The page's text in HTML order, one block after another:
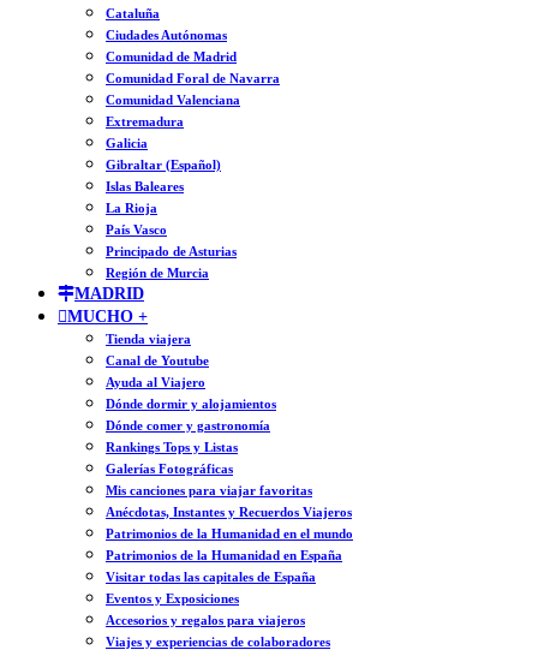
Cataluña
Ciudades Autónomas
Comunidad de Madrid
Comunidad Foral de Navarra
Comunidad Valenciana
Extremadura
Galicia
Gibraltar (Español)
Islas Baleares
La Rioja
País Vasco
Principado de Asturias
Región de Murcia
MADRID
MUCHO +
Tienda viajera
Canal de Youtube
Ayuda al Viajero
Dónde dormir y alojamientos
Dónde comer y gastronomía
Rankings Tops y Listas
Galerías Fotográficas
Mis canciones para viajar favoritas
Anécdotas, Instantes y Recuerdos Viajeros
Patrimonios de la Humanidad en el mundo
Patrimonios de la Humanidad en España
Visitar todas las capitales de España
Eventos y Exposiciones
Accesorios y regalos para viajeros
Viajes y experiencias de colaboradores